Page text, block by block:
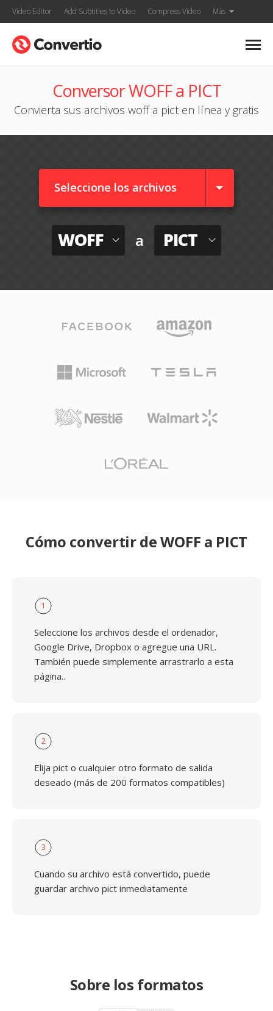
Video Editor Add Subtitles to Video Compress Video Más
Conversor WOFF a PICT
Convierta sus archivos woff a pict en línea y gratis
Seleccione los archivos
WOFF a PICT
Cómo convertir de WOFF a PICT
1
Seleccione los archivos desde el ordenador,
Google Drive, Dropbox o agregue una URL.
También puede simplemente arrastrarlo a esta
página..
2
Elija pict o cualquier otro formato de salida
deseado (más de 200 formatos compatibles)
3
Cuando su archivo está convertido, puede
guardar archivo pict inmediatamente
Sobre los formatos